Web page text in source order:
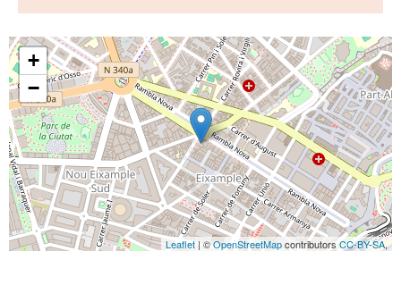
+
−
Leaflet | ©OpenStreetMapcontributorsCC-BY-SA,